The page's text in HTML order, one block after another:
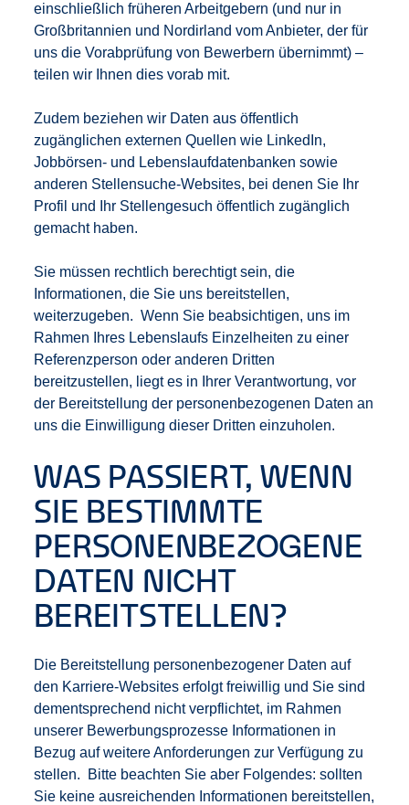
einschließlich früheren Arbeitgebern (und nur in
Großbritannien und Nordirland vom Anbieter, der für
uns die Vorabprüfung von Bewerbern übernimmt) –
teilen wir Ihnen dies vorab mit.
Zudem beziehen wir Daten aus öffentlich
zugänglichen externen Quellen wie LinkedIn,
Jobbörsen- und Lebenslaufdatenbanken sowie
anderen Stellensuche-Websites, bei denen Sie Ihr
Profil und Ihr Stellengesuch öffentlich zugänglich
gemacht haben.
Sie müssen rechtlich berechtigt sein, die
Informationen, die Sie uns bereitstellen,
weiterzugeben. Wenn Sie beabsichtigen, uns im
Rahmen Ihres Lebenslaufs Einzelheiten zu einer
Referenzperson oder anderen Dritten
bereitzustellen, liegt es in Ihrer Verantwortung, vor
der Bereitstellung der personenbezogenen Daten an
uns die Einwilligung dieser Dritten einzuholen.
WAS PASSIERT, WENN
SIE BESTIMMTE
PERSONENBEZOGENE
DATEN NICHT
BEREITSTELLEN?
Die Bereitstellung personenbezogener Daten auf
den Karriere-Websites erfolgt freiwillig und Sie sind
dementsprechend nicht verpflichtet, im Rahmen
unserer Bewerbungsprozesse Informationen in
Bezug auf weitere Anforderungen zur Verfügung zu
stellen. Bitte beachten Sie aber Folgendes: sollten
Sie keine ausreichenden Informationen bereitstellen,